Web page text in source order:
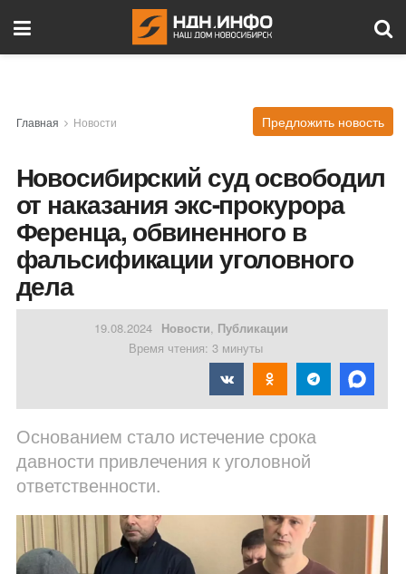
Главная Новости Предложить новость
Новосибирский суд освободил
от наказания экс-прокурора
Ференца, обвиненного в
фальсификации уголовного
дела
19.08.2024 Новости Публикации
Время чтения: 3 минуты
Основанием стало истечение срока
давности привлечения к уголовной
ответственности.